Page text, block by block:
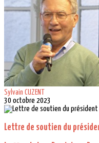
Sylvain CUZENT
30 octobre 2023
Lettre de soutien du